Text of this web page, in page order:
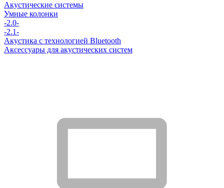
Акустические системы
Умные колонки
-2.0-
-2.1-
Акустика с технологией Bluetooth
Аксессуары для акустических систем